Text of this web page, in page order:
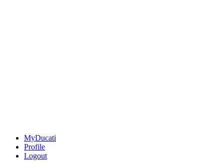
MyDucati
Profile
Logout